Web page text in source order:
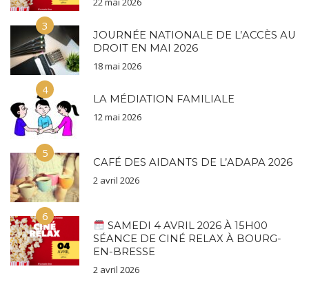
3
JOURNÉE NATIONALE DE L’ACCÈS AU
DROIT EN MAI 2026
18 mai 2026
4
LA MÉDIATION FAMILIALE
12 mai 2026
5
CAFÉ DES AIDANTS DE L’ADAPA 2026
2 avril 2026
6
SAMEDI 4 AVRIL 2026 À 15H00
SÉANCE DE CINÉ RELAX À BOURG-
EN-BRESSE
2 avril 2026